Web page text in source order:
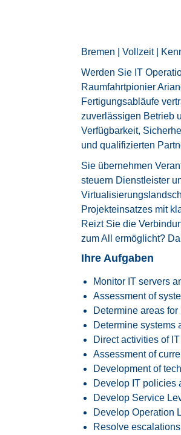
Bremen | Vollzeit |
Werden Sie IT
Raumfahrtpionier
Fertigungsabläufe
zuverlässigen Betrieb
Verfügbarkeit,
und qualifizierten
Sie übernehmen
steuern Dienstleister
Projekteinsatzes mit
Reizt Sie die
zum All ermöglicht?
Ihre Aufgaben
Monitor IT servers
Assessment of
Determine areas
Determine systems
Direct activities of
Assessment of
Development of
Develop IT policies
Develop Service
Develop Operation
Resolve escalations